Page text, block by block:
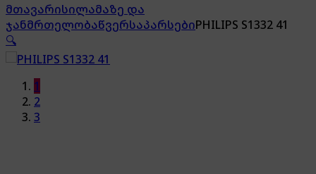
მთავარისილამაზე და
ჯანმრთელობაწვერსაპარსებიPHILIPS S1332 41
🔍
1
2
3